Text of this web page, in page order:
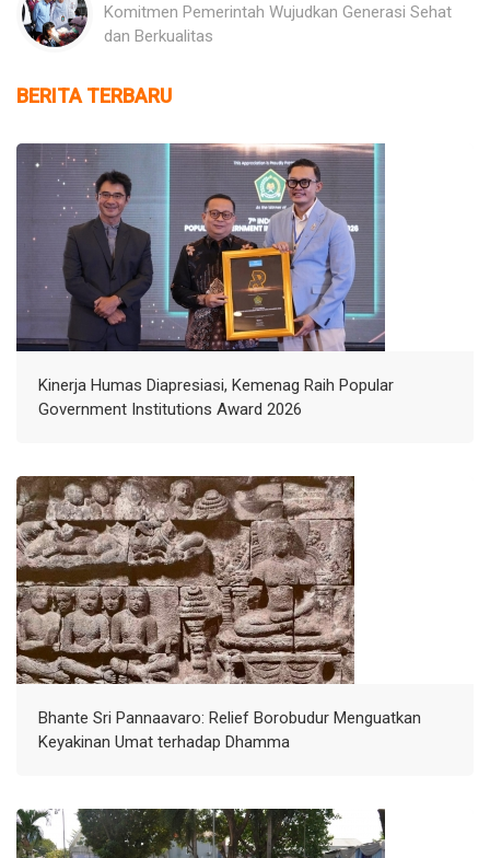
Komitmen Pemerintah Wujudkan Generasi Sehat
dan Berkualitas
BERITA TERBARU
Kinerja Humas Diapresiasi, Kemenag Raih Popular
Government Institutions Award 2026
Bhante Sri Pannaavaro: Relief Borobudur Menguatkan
Keyakinan Umat terhadap Dhamma